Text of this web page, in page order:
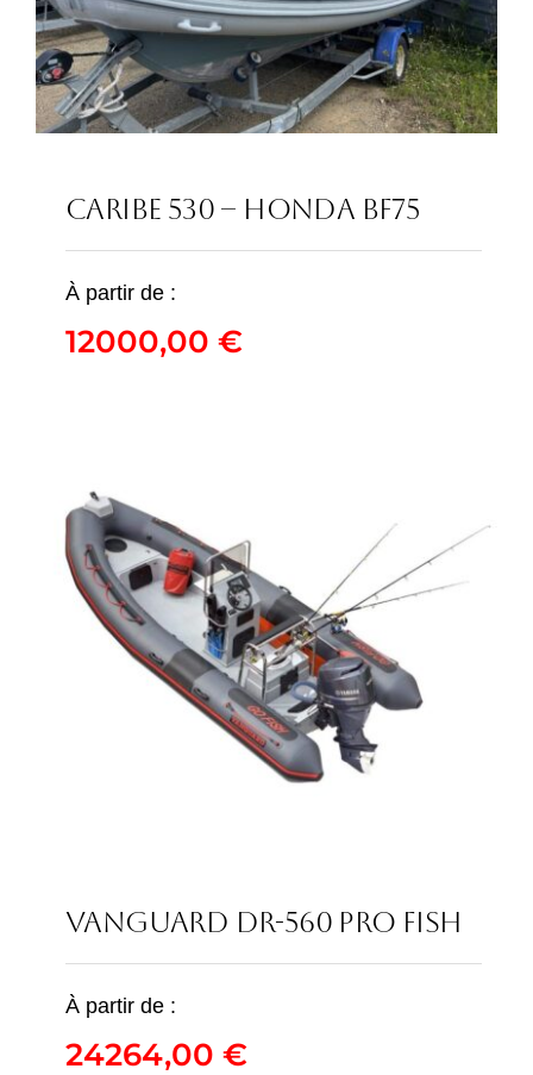
CARIBE 530 – HONDA
BF75
CARIBE 530 – HONDA BF75
À partir de :
12000,00 €
VANGUARD DR-560
VANGUARD DR-560 PRO FISH
À partir de :
24264,00 €